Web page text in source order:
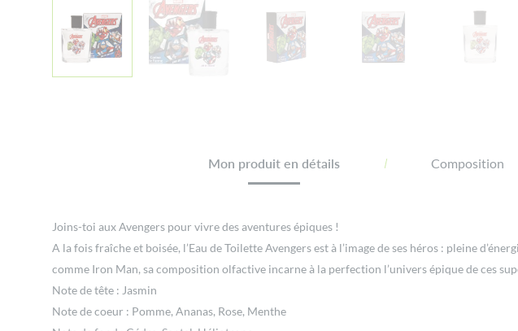
Mon produit en détails Composition
Joins-toi aux Avengers pour vivre des aventures épiques !
A la fois fraîche et boisée, l’Eau de Toilette Avengers est à l’image de ses héros : pleine
comme Iron Man, sa composition olfactive incarne à la perfection l’univers épique de ces
Note de tête : Jasmin
Note de coeur : Pomme, Ananas, Rose, Menthe